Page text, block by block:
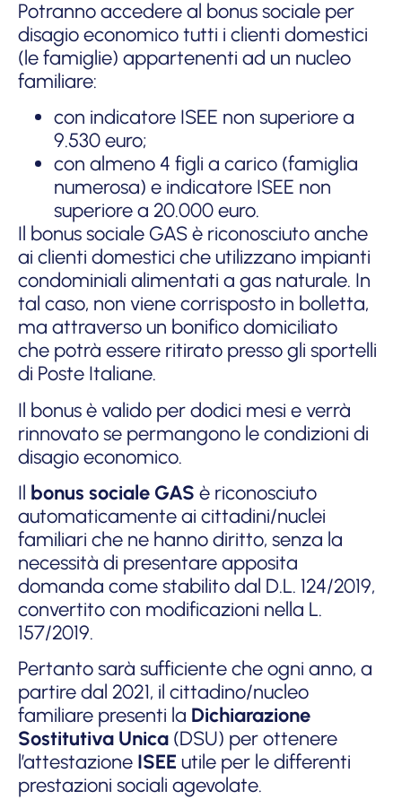
Potranno accedere al bonus sociale per
disagio economico tutti i clienti domestici
(le famiglie) appartenenti ad un nucleo
familiare:
con indicatore ISEE non superiore a
9.530 euro;
con almeno 4 figli a carico (famiglia
numerosa) e indicatore ISEE non
superiore a 20.000 euro.
Il bonus sociale GAS è riconosciuto anche
ai clienti domestici che utilizzano impianti
condominiali alimentati a gas naturale. In
tal caso, non viene corrisposto in bolletta,
ma attraverso un bonifico domiciliato
che potrà essere ritirato presso gli sportelli
di Poste Italiane.
Il bonus è valido per dodici mesi e verrà
rinnovato se permangono le condizioni di
disagio economico.
Il bonus sociale GAS è riconosciuto
automaticamente ai cittadini/nuclei
familiari che ne hanno diritto, senza la
necessità di presentare apposita
domanda come stabilito dal D.L. 124/2019,
convertito con modificazioni nella L.
157/2019.
Pertanto sarà sufficiente che ogni anno, a
partire dal 2021, il cittadino/nucleo
familiare presenti la Dichiarazione
Sostitutiva Unica (DSU) per ottenere
l’attestazione ISEE utile per le differenti
prestazioni sociali agevolate.